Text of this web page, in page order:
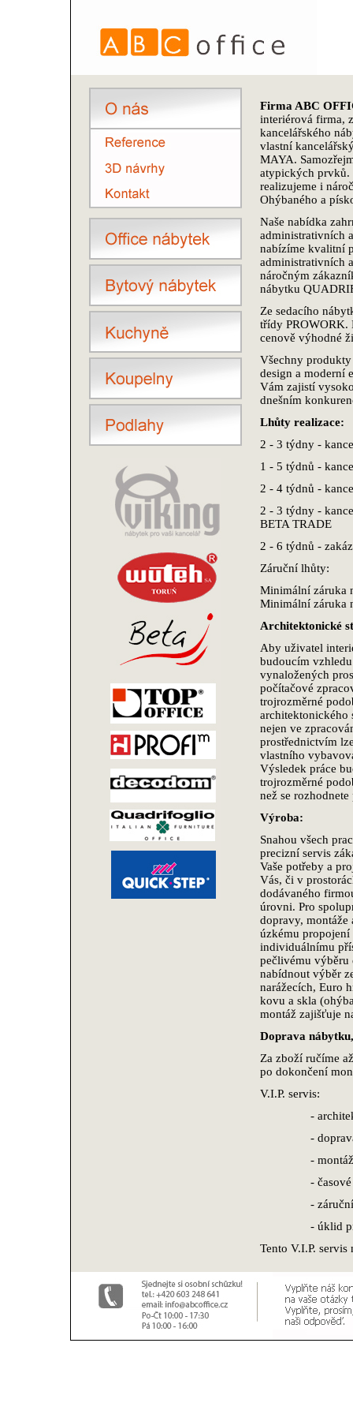
Firma ABC
interiérová firma,
kancelářského
vlastní
MAYA.
atypických prvků.
realizujeme i
Ohýbaného a
Naše nabídka
administrativních
nabízíme kvalitní
administrativních
náročným
nábytku
Ze sedacího
třídy PROWORK.
cenově výhodné
Všechny
design a moderní
Vám zajistí
dnešním
Lhůty realizace:
2 - 3 týdny -
1 - 5 týdnů -
2 - 4 týdnů -
2 - 3 týdny -
BETA TRADE
2 - 6 týdnů -
Záruční lhůty:
Minimální záruka
Minimální záruka
Architektonické
Aby uživatel
budoucím
vynaložených
počítačové
trojrozměrné
architektonického
nejen ve
prostřednictvím
vlastního
Výsledek práce
trojrozměrné
než se
Výroba:
Snahou všech
precizní servis
Vaše potřeby a
Vás, či v
dodávaného
úrovni. Pro
dopravy,
úzkému
individuálnímu
pečlivému výběru
nabídnout výběr
narážecích, Euro
kovu a skla
montáž zajišťuje
Doprava
Za zboží ručíme
po dokončení
V.I.P. servis:
-
-
-
-
-
- úklid
Tento V.I.P.